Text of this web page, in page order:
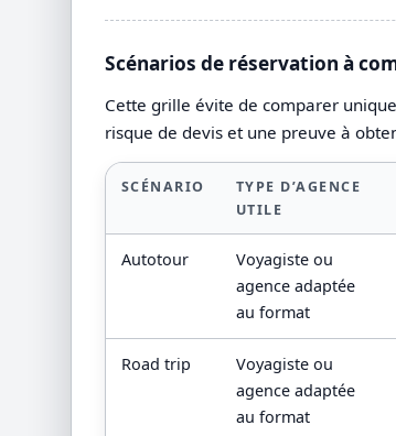
Scénarios de réservation à
Cette grille évite de comparer
risque de devis et une preuve à
SCÉNARIO
TYPE D’AGENCE
UTILE
Autotour
Voyagiste ou
agence adaptée
au format
Road trip
Voyagiste ou
agence adaptée
au format